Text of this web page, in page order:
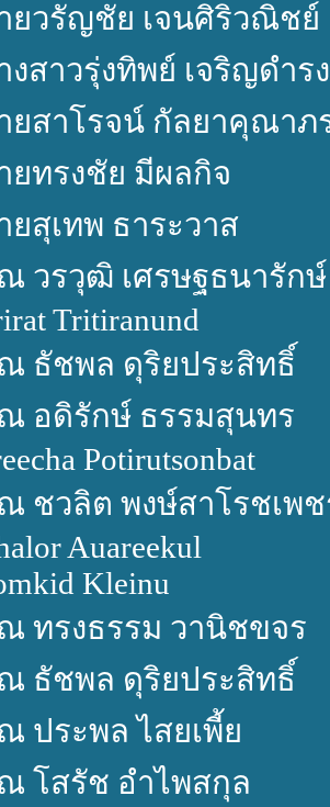
ยวรัญชัย เจนศิริวณิชย์
งสาวรุ่งทิพย์ เจริญดำร
ยสาโรจน์ กัลยาคุณา
ยทรงชัย มีผลกิจ
ยสุเทพ ธาระวาส
วรวุฒิ เศรษฐธนารักษ์
Tritiranund
ธัชพล ดุริยประสิทธิ์
อดิรักษ์ ธรรมสุนทร
Potirutsonbat
ชวลิต พงษ์สาโรชเพ
Auareekul
Kleinu
ทรงธรรม วานิชขจร
ธัชพล ดุริยประสิทธิ์
ประพล ไสยเพี้ย
โสรัช อำไพสกุล